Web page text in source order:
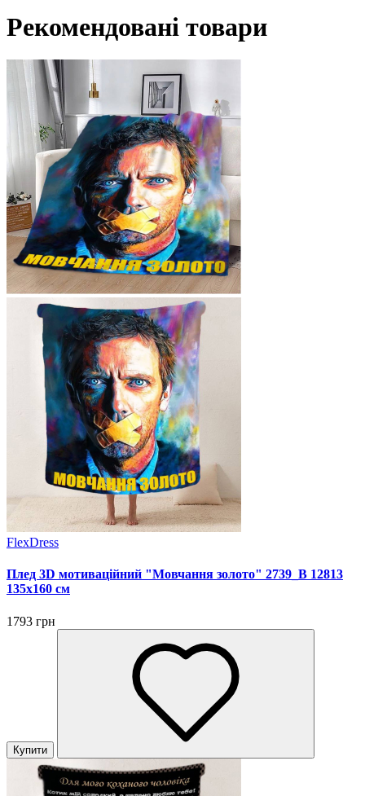
Рекомендовані товари
FlexDress
Плед 3D мотиваційний "Мовчання золото" 2739_B 12813
135х160 см
1793 грн
Купити